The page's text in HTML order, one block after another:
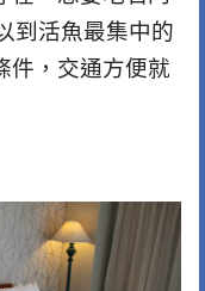
到活魚最集中的
件，交通方便就